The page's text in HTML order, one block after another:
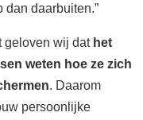
daarbuiten.”
geloven wij dat het
weten hoe ze zich
. Daarom
persoonlijke